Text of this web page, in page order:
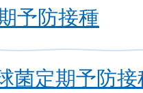
予防接種
菌定期予防